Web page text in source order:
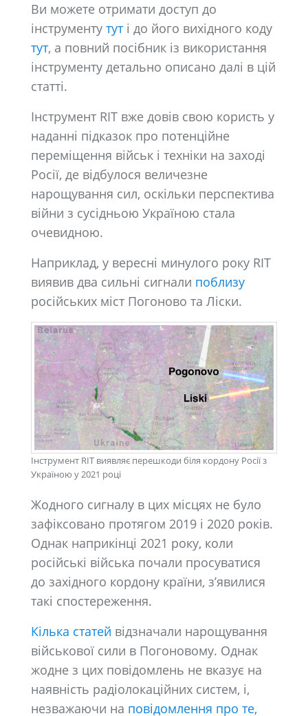
Ви можете отримати доступ до
інструменту тут і до його вихідного коду
тут, а повний посібник із використання
інструменту детально описано далі в цій
статті.
Інструмент RIT вже довів свою користь у
наданні підказок про потенційне
переміщення військ і техніки на заході
Росії, де відбулося величезне
нарощування сил, оскільки перспектива
війни з сусідньою Україною стала
очевидною.
Наприклад, у вересні минулого року RIT
виявив два сильні сигнали поблизу
російських міст Погоново та Ліски.
Інструмент RIT виявляє перешкоди біля кордону Росії з
Україною у 2021 році
Жодного сигналу в цих місцях не було
зафіксовано протягом 2019 і 2020 років.
Однак наприкінці 2021 року, коли
російські війська почали просуватися
до західного кордону країни, з’явилися
такі спостереження.
Кілька статей відзначали нарощування
військової сили в Погоновому. Однак
жодне з цих повідомлень не вказує на
наявність радіолокаційних систем, і,
незважаючи на повідомлення про те,